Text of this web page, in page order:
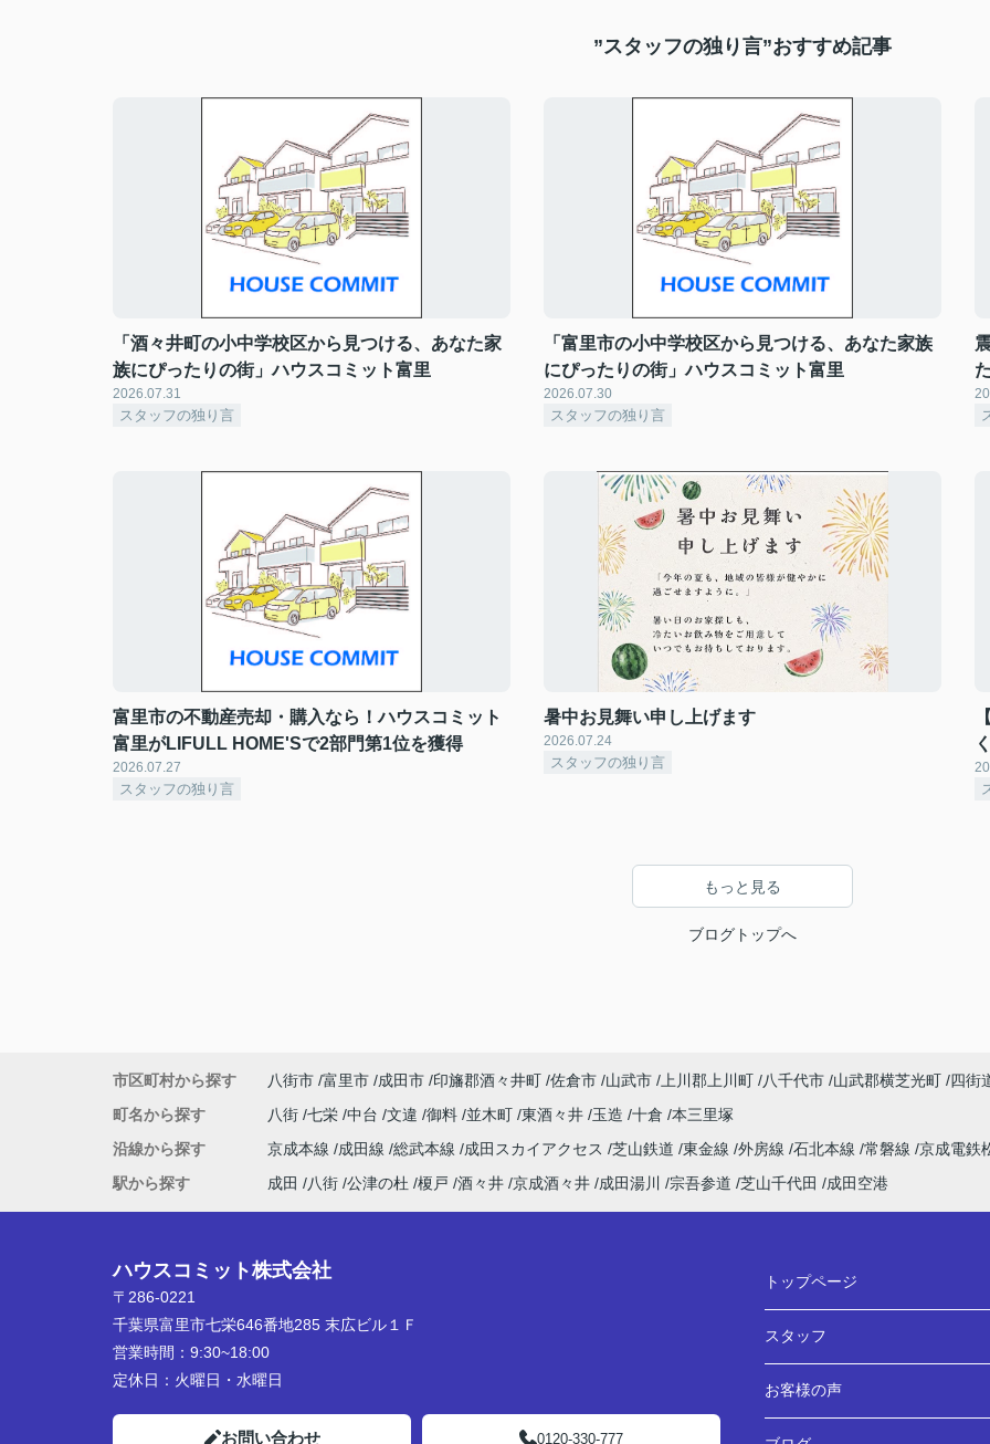
”スタッフの独り言”おすすめ記事
「酒々井町の小中学校区から見つける、あなた家
族にぴったりの街」ハウスコミット富里
2026.07.31
スタッフの独り言
「富里市の小中学校区から見つける、あなた家族
にぴったりの街」ハウスコミット富里
2026.07.30
スタッフの独り言
富里市の不動産売却・購入なら！ハウスコミット
富里がLIFULL HOME'Sで2部門第1位を獲得
2026.07.27
スタッフの独り言
暑中お見舞い申し上げます
2026.07.24
スタッフの独り言
もっと見る
ブログトップへ
市区町村から探す 八街市 富里市 成田市 印旛郡酒々井町 佐倉市 山武市 上川郡上川町 八千代市 山武郡横芝光町 四街
町名から探す
八街 七栄 中台 文違 御料 並木町 東酒々井 玉造 十倉 本三里塚
沿線から探す
京成本線 成田線 総武本線 成田スカイアクセス 芝山鉄道 東金線 外房線 石北本線 常磐線 京成電鉄
駅から探す
成田 八街 公津の杜 榎戸 酒々井 京成酒々井 成田湯川 宗吾参道 芝山千代田 成田空港
ハウスコミット株式会社
〒286-0221
千葉県富里市七栄646番地285 末広ビル１Ｆ
営業時間： 9:30~18:00
定休日： 火曜日・水曜日
お問い合わせ 0120-330-777
トップページ
スタッフ
お客様の声